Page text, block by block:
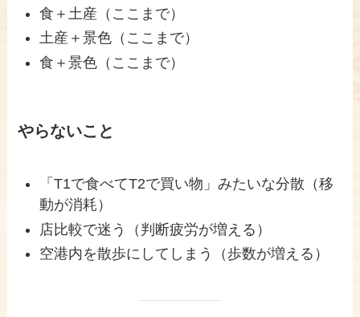
食＋土産（ここまで）
土産＋景色（ここまで）
食＋景色（ここまで）
やらないこと
「T1で食べてT2で買い物」みたいな分散（移
動が消耗）
店比較で迷う（判断疲労が増える）
空港内を散歩にしてしまう（歩数が増える）